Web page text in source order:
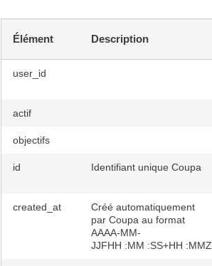
Élément Description
user_id
actif
objectifs
id Identifiant unique Coupa
created_at
Créé automatiquement
par Coupa au format
AAAA-MM-
JJFHH :MM :SS+HH :MMZ